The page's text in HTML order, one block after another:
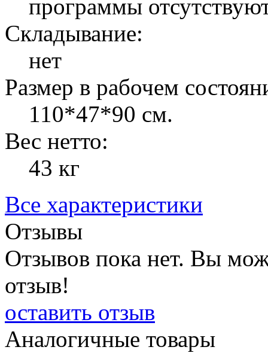
программы
Складывание:
нет
Размер в рабочем
110*47*90 см.
Вес нетто:
43 кг
Все характеристики
Отзывы
Отзывов пока нет. Вы
отзыв!
оставить отзыв
Аналогичные товары